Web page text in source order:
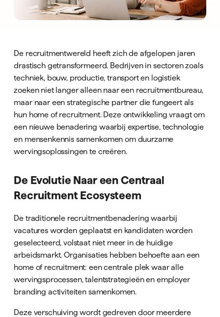
De recruitmentwereld heeft zich de afgelopen jaren
drastisch getransformeerd. Bedrijven in sectoren zoals
techniek, bouw, productie, transport en logistiek
zoeken niet langer alleen naar een recruitmentbureau,
maar naar een strategische partner die fungeert als
hun home of recruitment. Deze ontwikkeling vraagt om
een nieuwe benadering waarbij expertise, technologie
en mensenkennis samenkomen om duurzame
wervingsoplossingen te creëren.
De Evolutie Naar een Centraal
Recruitment Ecosysteem
De traditionele recruitmentbenadering waarbij
vacatures worden geplaatst en kandidaten worden
geselecteerd, volstaat niet meer in de huidige
arbeidsmarkt. Organisaties hebben behoefte aan een
home of recruitment: een centrale plek waar alle
wervingsprocessen, talentstrategieën en employer
branding activiteiten samenkomen.
Deze verschuiving wordt gedreven door meerdere